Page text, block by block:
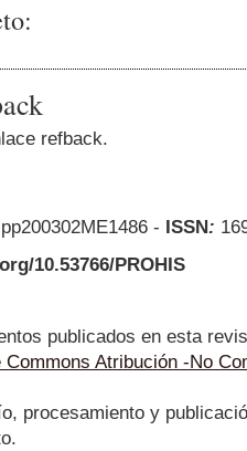
refback.
pp200302ME1486 - ISSN:
10.53766/PROHIS
publicados en esta
Commons Atribución -No
procesamiento y